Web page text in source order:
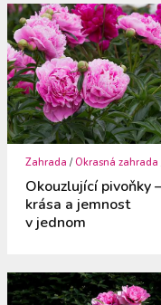
Zahrada /Okrasná zahrada
Okouzlující pivoňky –
krása a jemnost
v jednom